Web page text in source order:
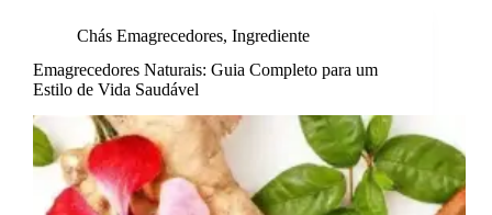
Chás Emagrecedores, Ingrediente
Emagrecedores Naturais: Guia Completo para um
Estilo de Vida Saudável